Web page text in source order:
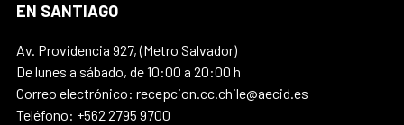
EN SANTIAGO
Av. Providencia 927, (Metro Salvador)
De lunes a sábado, de 10:00 a 20:00 h
Correo electrónico: recepcion.cc.chile@aecid.es
Teléfono: +562 2795 9700